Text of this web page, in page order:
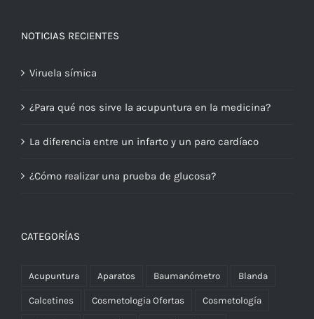
NOTICIAS RECIENTES
Viruela símica
¿Para qué nos sirve la acupuntura en la medicina?
La diferencia entre un infarto y un paro cardíaco
¿Cómo realizar una prueba de glucosa?
CATEGORÍAS
Acupuntura Aparatos Baumanómetro Blanda
Calcetines Cosmetologia Ofertas Cosmetología